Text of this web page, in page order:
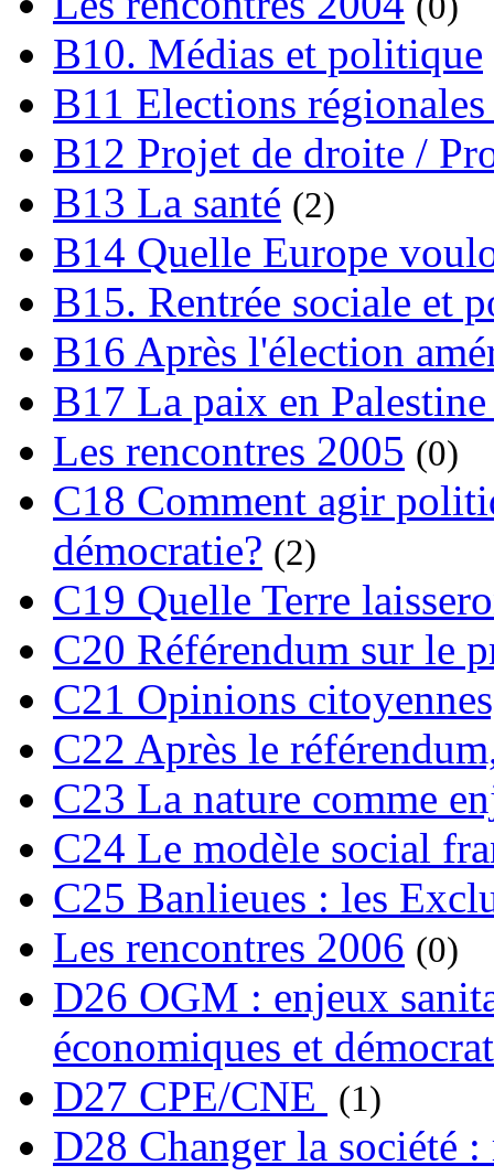
B10. Médias et politique
B11 Elections régionales
B12 Projet de droite /
B13 La santé (2)
B14 Quelle Europe
B15. Rentrée sociale et
B16 Après l'élection
B17 La paix en
Les rencontres 2005 (0)
C18 Comment agir
démocratie? (2)
C19 Quelle Terre
C20 Référendum sur le
C21 Opinions
C22 Après le
C23 La nature comme
C24 Le modèle social
C25 Banlieues : les
Les rencontres 2006 (0)
D26 OGM : enjeux
économiques et
D27 CPE/CNE
(1)
D28 Changer la société